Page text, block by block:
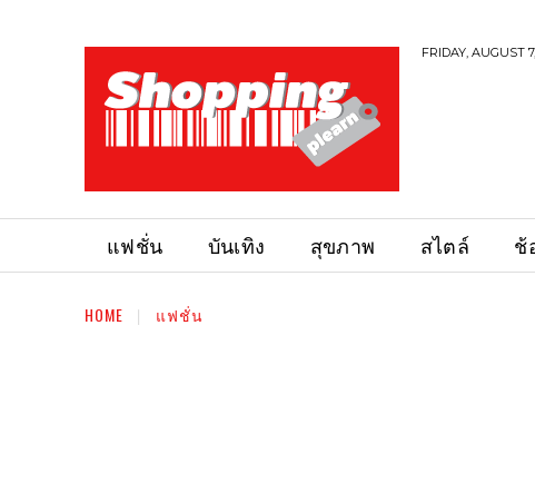
FRIDAY, AUGUST
แฟชั่น บันเทิง สุขภาพ สไตล์ ช้
HOME แฟชั่น